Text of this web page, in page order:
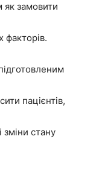
як замовити
факторів.
пацієнтів,
стану